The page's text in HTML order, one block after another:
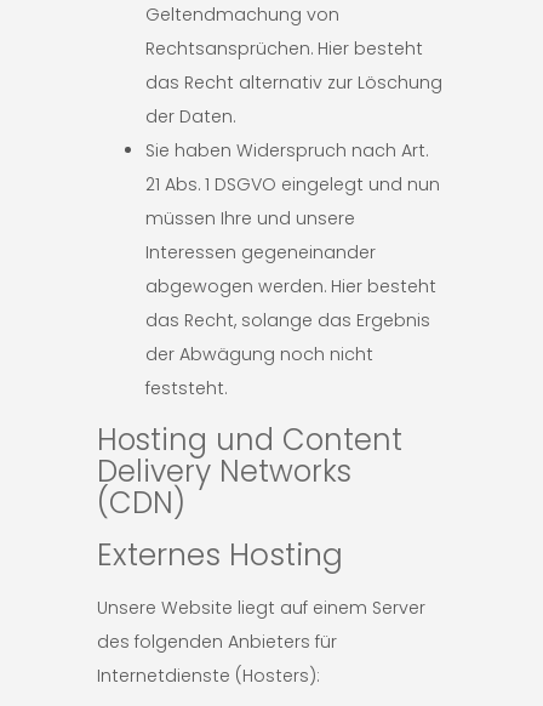
Geltendmachung von
Rechtsansprüchen. Hier besteht
das Recht alternativ zur Löschung
der Daten.
Sie haben Widerspruch nach Art.
21 Abs. 1 DSGVO eingelegt und nun
müssen Ihre und unsere
Interessen gegeneinander
abgewogen werden. Hier besteht
das Recht, solange das Ergebnis
der Abwägung noch nicht
feststeht.
Hosting und Content
Delivery Networks
(CDN)
Externes Hosting
Unsere Website liegt auf einem Server
des folgenden Anbieters für
Internetdienste (Hosters):